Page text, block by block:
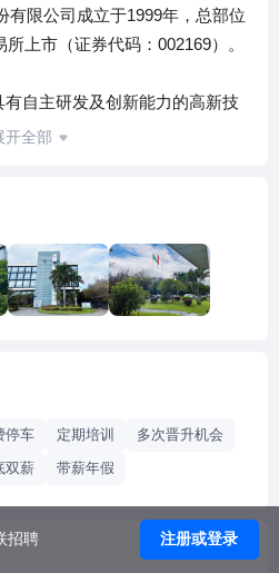
有限公司成立于1999年，总部位
上市（证券代码：002169）。
自主研发及创新能力的高新技
智光节能有限公司、广东智光
验积累，一直专注于电气智能
技术的研究、产品开发和产业
的技术研究和综合利用，构建
源，成为智慧能源的追求者和
业务领域
开全部
停车 定期培训
多次晋升机会
双薪 带薪年假
招聘 注册或登录